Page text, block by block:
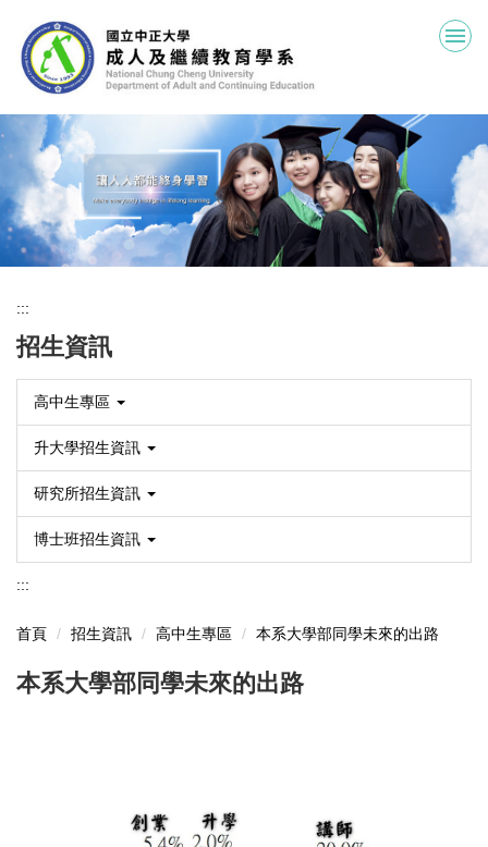
到
主
區
:::
招生資訊
高中生專區
升大學招生資訊
研究所招生資訊
博士班招生資訊
:::
首頁 招生資訊 高中生專區 本系大學部同學未來的出路
本系大學部同學未來的出路